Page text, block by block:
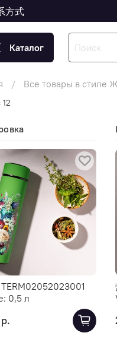
方式
Каталог
Все товары в стиле
12
0,5 л